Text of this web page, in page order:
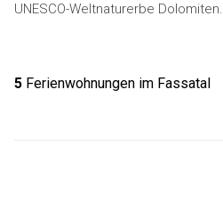
UNESCO-Weltnaturerbe Dolomiten.
5Ferienwohnungen im Fassatal